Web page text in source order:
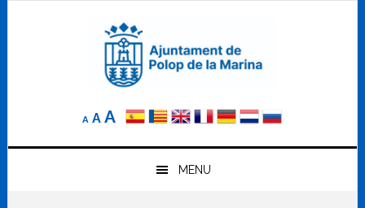
A
Reducir
elA Tamaño
AAumentar
el
tamañoMENU